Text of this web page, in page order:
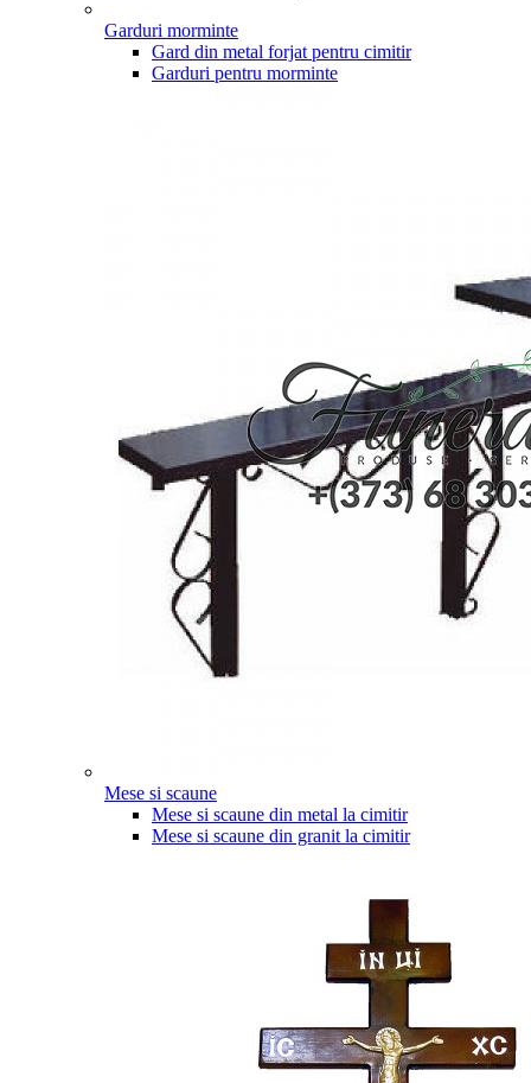
Garduri morminte
Gard din metal forjat pentru cimitir
Garduri pentru morminte
Mese si scaune
Mese si scaune din metal la cimitir
Mese si scaune din granit la cimitir